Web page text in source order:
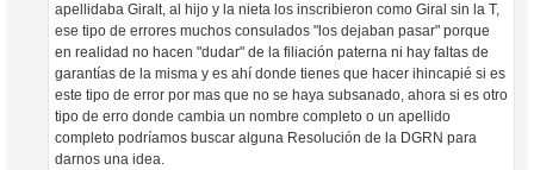
apellidaba Giralt, al hijo y la nieta los inscribieron como Giral sin la T,
ese tipo de errores muchos consulados "los dejaban pasar" porque
en realidad no hacen "dudar" de la filiación paterna ni hay faltas de
garantías de la misma y es ahí donde tienes que hacer ihincapié si es
este tipo de error por mas que no se haya subsanado, ahora si es otro
tipo de erro donde cambia un nombre completo o un apellido
completo podríamos buscar alguna Resolución de la DGRN para
darnos una idea.